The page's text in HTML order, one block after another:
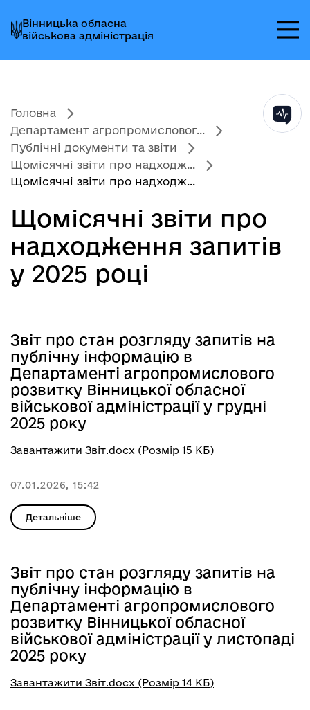
до
головного
меню
до
головного
вмісту
до
головного
колонтитула
Вінницька обласна
військова адміністрація
Головна
Департамент агропромисловог...
Публічні документи та звіти
Щомісячні звіти про надходж...
Щомісячні звіти про надходж...
Щомісячні звіти про
надходження запитів
у 2025 році
Звіт про стан розгляду запитів на
публічну інформацію в
Департаменті агропромислового
розвитку Вінницької обласної
військової адміністрації у грудні
2025 року
Завантажити Звіт.docx (Розмір 15 КБ)
07.01.2026, 15:42
Детальніше
Звіт про стан розгляду запитів на
публічну інформацію в
Департаменті агропромислового
розвитку Вінницької обласної
військової адміністрації у листопаді
2025 року
Завантажити Звіт.docx (Розмір 14 КБ)